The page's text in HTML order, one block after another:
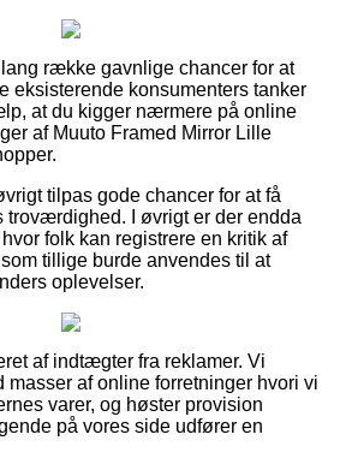
række gavnlige chancer for at
konsumenters tanker
at du kigger nærmere på online
af Muuto Framed Mirror Lille
tilpas gode chancer for at få
troværdighed. I øvrigt er der endda
folk kan registrere en kritik af
tillige burde anvendes til at
oplevelser.
af indtægter fra reklamer. Vi
masser af online forretninger hvori vi
varer, og høster provision
på vores side udfører en